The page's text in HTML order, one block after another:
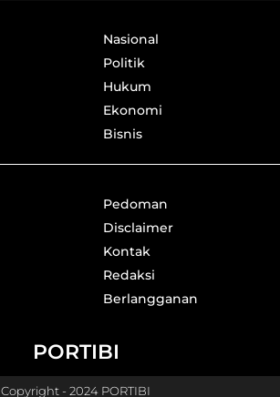
Nasional
Politik
Hukum
Ekonomi
Bisnis
Pedoman
Disclaimer
Kontak
Redaksi
Berlangganan
PORTIBI
Copyright - 2024 PORTIBI